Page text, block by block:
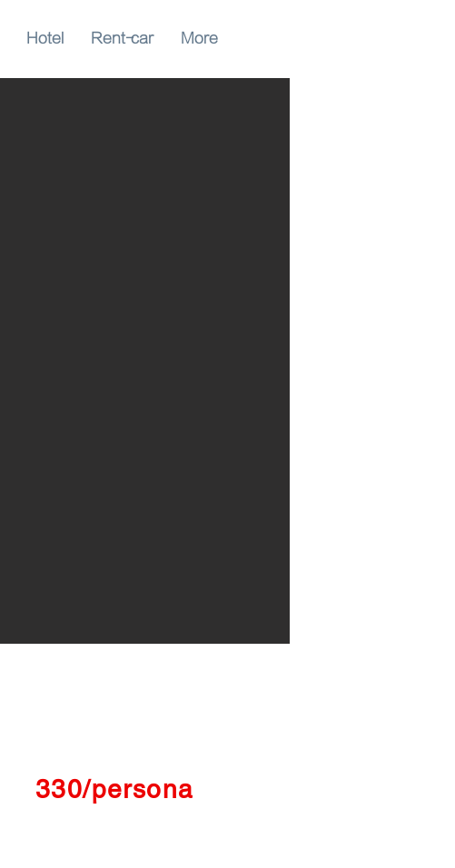
Hotel Rent-car More
330/persona